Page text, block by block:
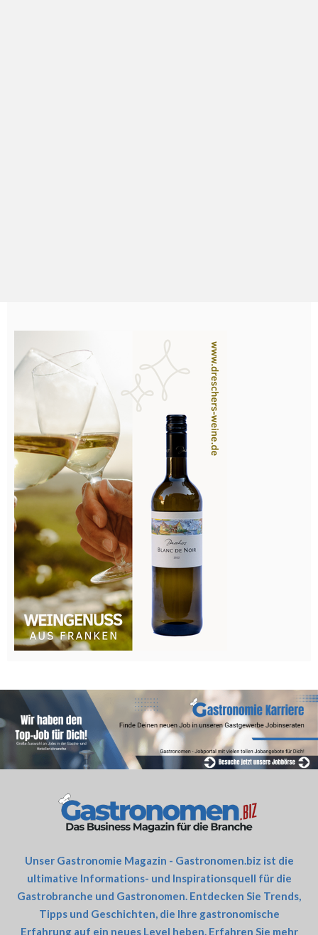
Unser Gastronomie Magazin - Gastronomen.biz ist die
ultimative Informations- und Inspirationsquell für die
Gastrobranche und Gastronomen. Entdecken Sie Trends,
Tipps und Geschichten, die Ihre gastronomische
Erfahrung auf ein neues Level heben. Erfahren Sie mehr